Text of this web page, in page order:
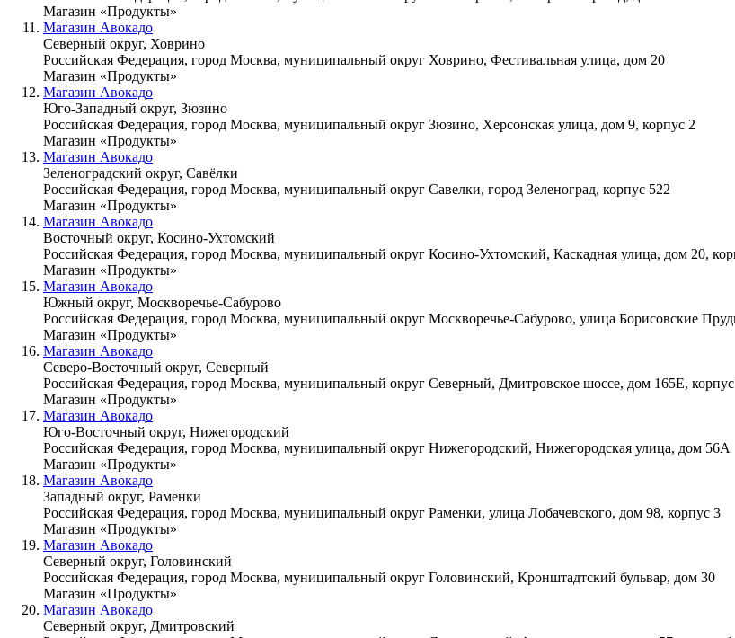
Магазин «Продукты»
Магазин Авокадо
Северный округ, Ховрино
Российская Федерация, город Москва, муниципальный округ Ховрино, Фестивальная улица, дом 20
Магазин «Продукты»
Магазин Авокадо
Юго-Западный округ, Зюзино
Российская Федерация, город Москва, муниципальный округ Зюзино, Херсонская улица, дом 9, корпус 2
Магазин «Продукты»
Магазин Авокадо
Зеленоградский округ, Савёлки
Российская Федерация, город Москва, муниципальный округ Савелки, город Зеленоград, корпус 522
Магазин «Продукты»
Магазин Авокадо
Восточный округ, Косино-Ухтомский
Российская Федерация, город Москва, муниципальный округ Косино-Ухтомский, Каскадная улица, дом 20,
Магазин «Продукты»
Магазин Авокадо
Южный округ, Москворечье-Сабурово
Российская Федерация, город Москва, муниципальный округ Москворечье-Сабурово, улица Борисовские
Магазин «Продукты»
Магазин Авокадо
Северо-Восточный округ, Северный
Российская Федерация, город Москва, муниципальный округ Северный, Дмитровское шоссе, дом 165Е,
Магазин «Продукты»
Магазин Авокадо
Юго-Восточный округ, Нижегородский
Российская Федерация, город Москва, муниципальный округ Нижегородский, Нижегородская улица, дом 56А
Магазин «Продукты»
Магазин Авокадо
Западный округ, Раменки
Российская Федерация, город Москва, муниципальный округ Раменки, улица Лобачевского, дом 98, корпус 3
Магазин «Продукты»
Магазин Авокадо
Северный округ, Головинский
Российская Федерация, город Москва, муниципальный округ Головинский, Кронштадтский бульвар, дом 30
Магазин «Продукты»
Магазин Авокадо
Северный округ, Дмитровский